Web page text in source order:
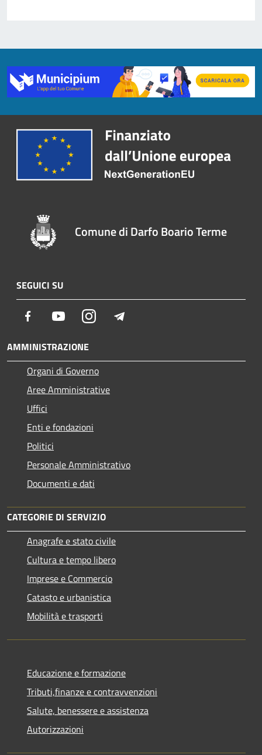
Comune di Darfo Boario Terme
SEGUICI SU
Facebook YoutubeInstagram
AMMINISTRAZIONE
Organi di Governo
Aree Amministrative
Uffici
Enti e fondazioni
Politici
Personale Amministrativo
Documenti e dati
CATEGORIE DI SERVIZIO
Anagrafe e stato civile
Cultura e tempo libero
Imprese e Commercio
Catasto e urbanistica
Mobilità e trasporti
Educazione e formazione
Tributi,finanze e contravvenzioni
Salute, benessere e assistenza
Autorizzazioni